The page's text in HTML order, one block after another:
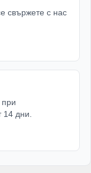
свържете с нас
дни.